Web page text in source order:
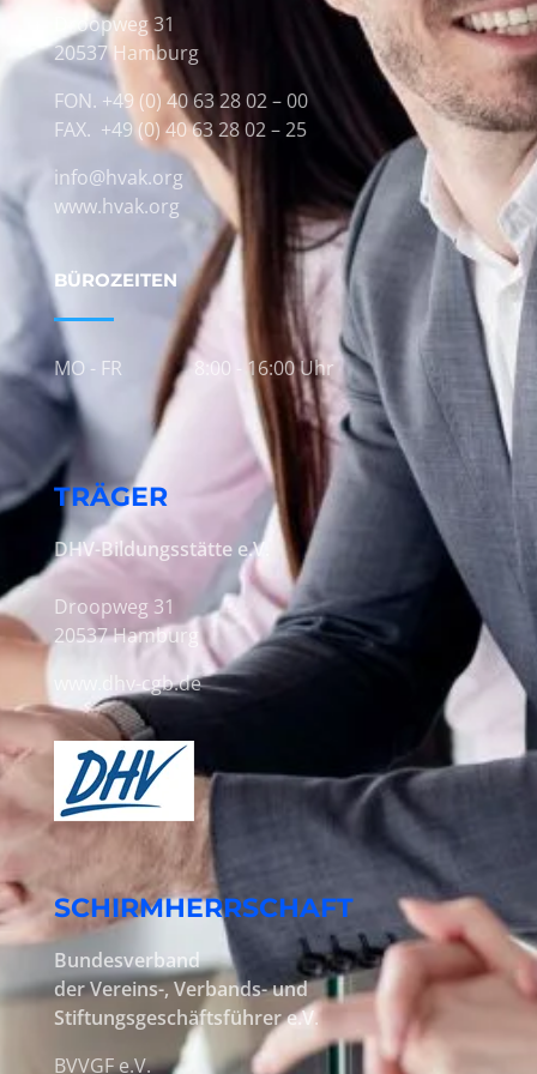
Droopweg 31
20537 Hamburg
FON. +49 (0) 40 63 28 02 – 00
FAX. +49 (0) 40 63 28 02 – 25
info@hvak.org
www.hvak.org
BÜROZEITEN
MO - FR 8:00 - 16:00 Uhr
TRÄGER
DHV-Bildungsstätte e.V.
Droopweg 31
20537 Hamburg
www.dhv-cgb.de
SCHIRMHERRSCHAFT
Bundesverband
der Vereins-, Verbands- und
Stiftungsgeschäftsführer e.V.
BVVGF e.V.